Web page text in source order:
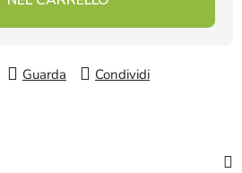
Guarda Condividi